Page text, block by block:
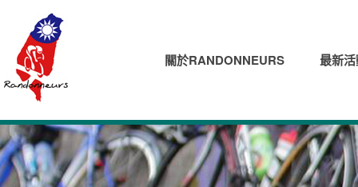
關於RANDONNEURS 最新